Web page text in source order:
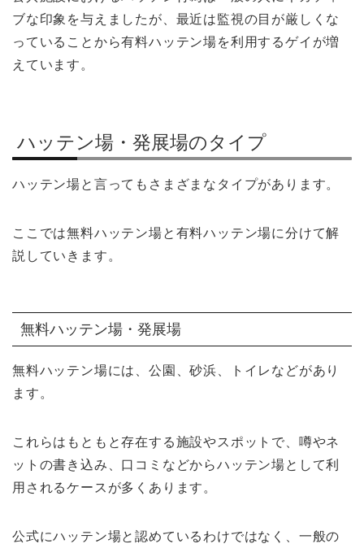
ブな印象を与えましたが、最近は監視の目が厳しくな
っていることから有料ハッテン場を利用するゲイが増
えています。
ハッテン場・発展場のタイプ
ハッテン場と言ってもさまざまなタイプがあります。
ここでは無料ハッテン場と有料ハッテン場に分けて解
説していきます。
無料ハッテン場・発展場
無料ハッテン場には、公園、砂浜、トイレなどがあり
ます。
これらはもともと存在する施設やスポットで、噂やネ
ットの書き込み、口コミなどからハッテン場として利
用されるケースが多くあります。
公式にハッテン場と認めているわけではなく、一般の